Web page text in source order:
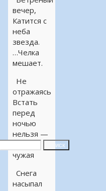
Поиск
вечер,
Катится с
неба
звезда.
…Челка
мешает.
Не
отражаясь
Встать
перед
ночью
нельзя —
чужая
Снега
насыпал